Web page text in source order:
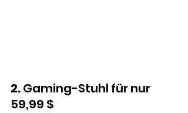
2. Gaming-Stuhl für nur
59,99 $